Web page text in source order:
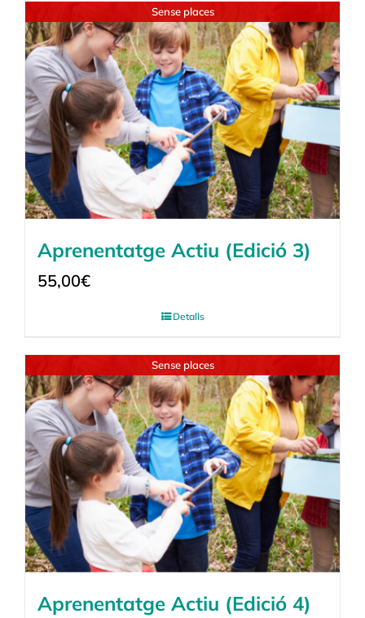
Sense places
Aprenentatge Actiu (Edició 3)
55,00€
Detalls
Sense places
Aprenentatge Actiu (Edició 4)